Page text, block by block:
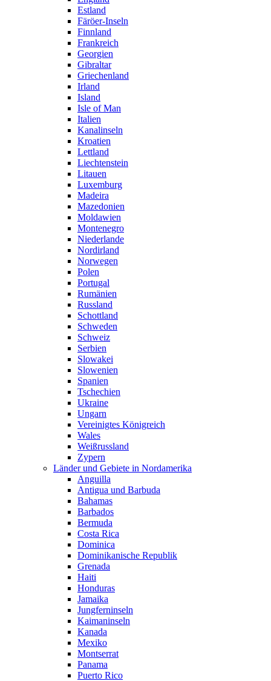
Estland
Färöer-Inseln
Finnland
Frankreich
Georgien
Gibraltar
Griechenland
Irland
Island
Isle of Man
Italien
Kanalinseln
Kroatien
Lettland
Liechtenstein
Litauen
Luxemburg
Madeira
Mazedonien
Moldawien
Montenegro
Niederlande
Nordirland
Norwegen
Polen
Portugal
Rumänien
Russland
Schottland
Schweden
Schweiz
Serbien
Slowakei
Slowenien
Spanien
Tschechien
Ukraine
Ungarn
Vereinigtes Königreich
Wales
Weißrussland
Zypern
Länder und Gebiete in Nordamerika
Anguilla
Antigua und Barbuda
Bahamas
Barbados
Bermuda
Costa Rica
Dominica
Dominikanische Republik
Grenada
Haiti
Honduras
Jamaika
Jungferninseln
Kaimaninseln
Kanada
Mexiko
Montserrat
Panama
Puerto Rico